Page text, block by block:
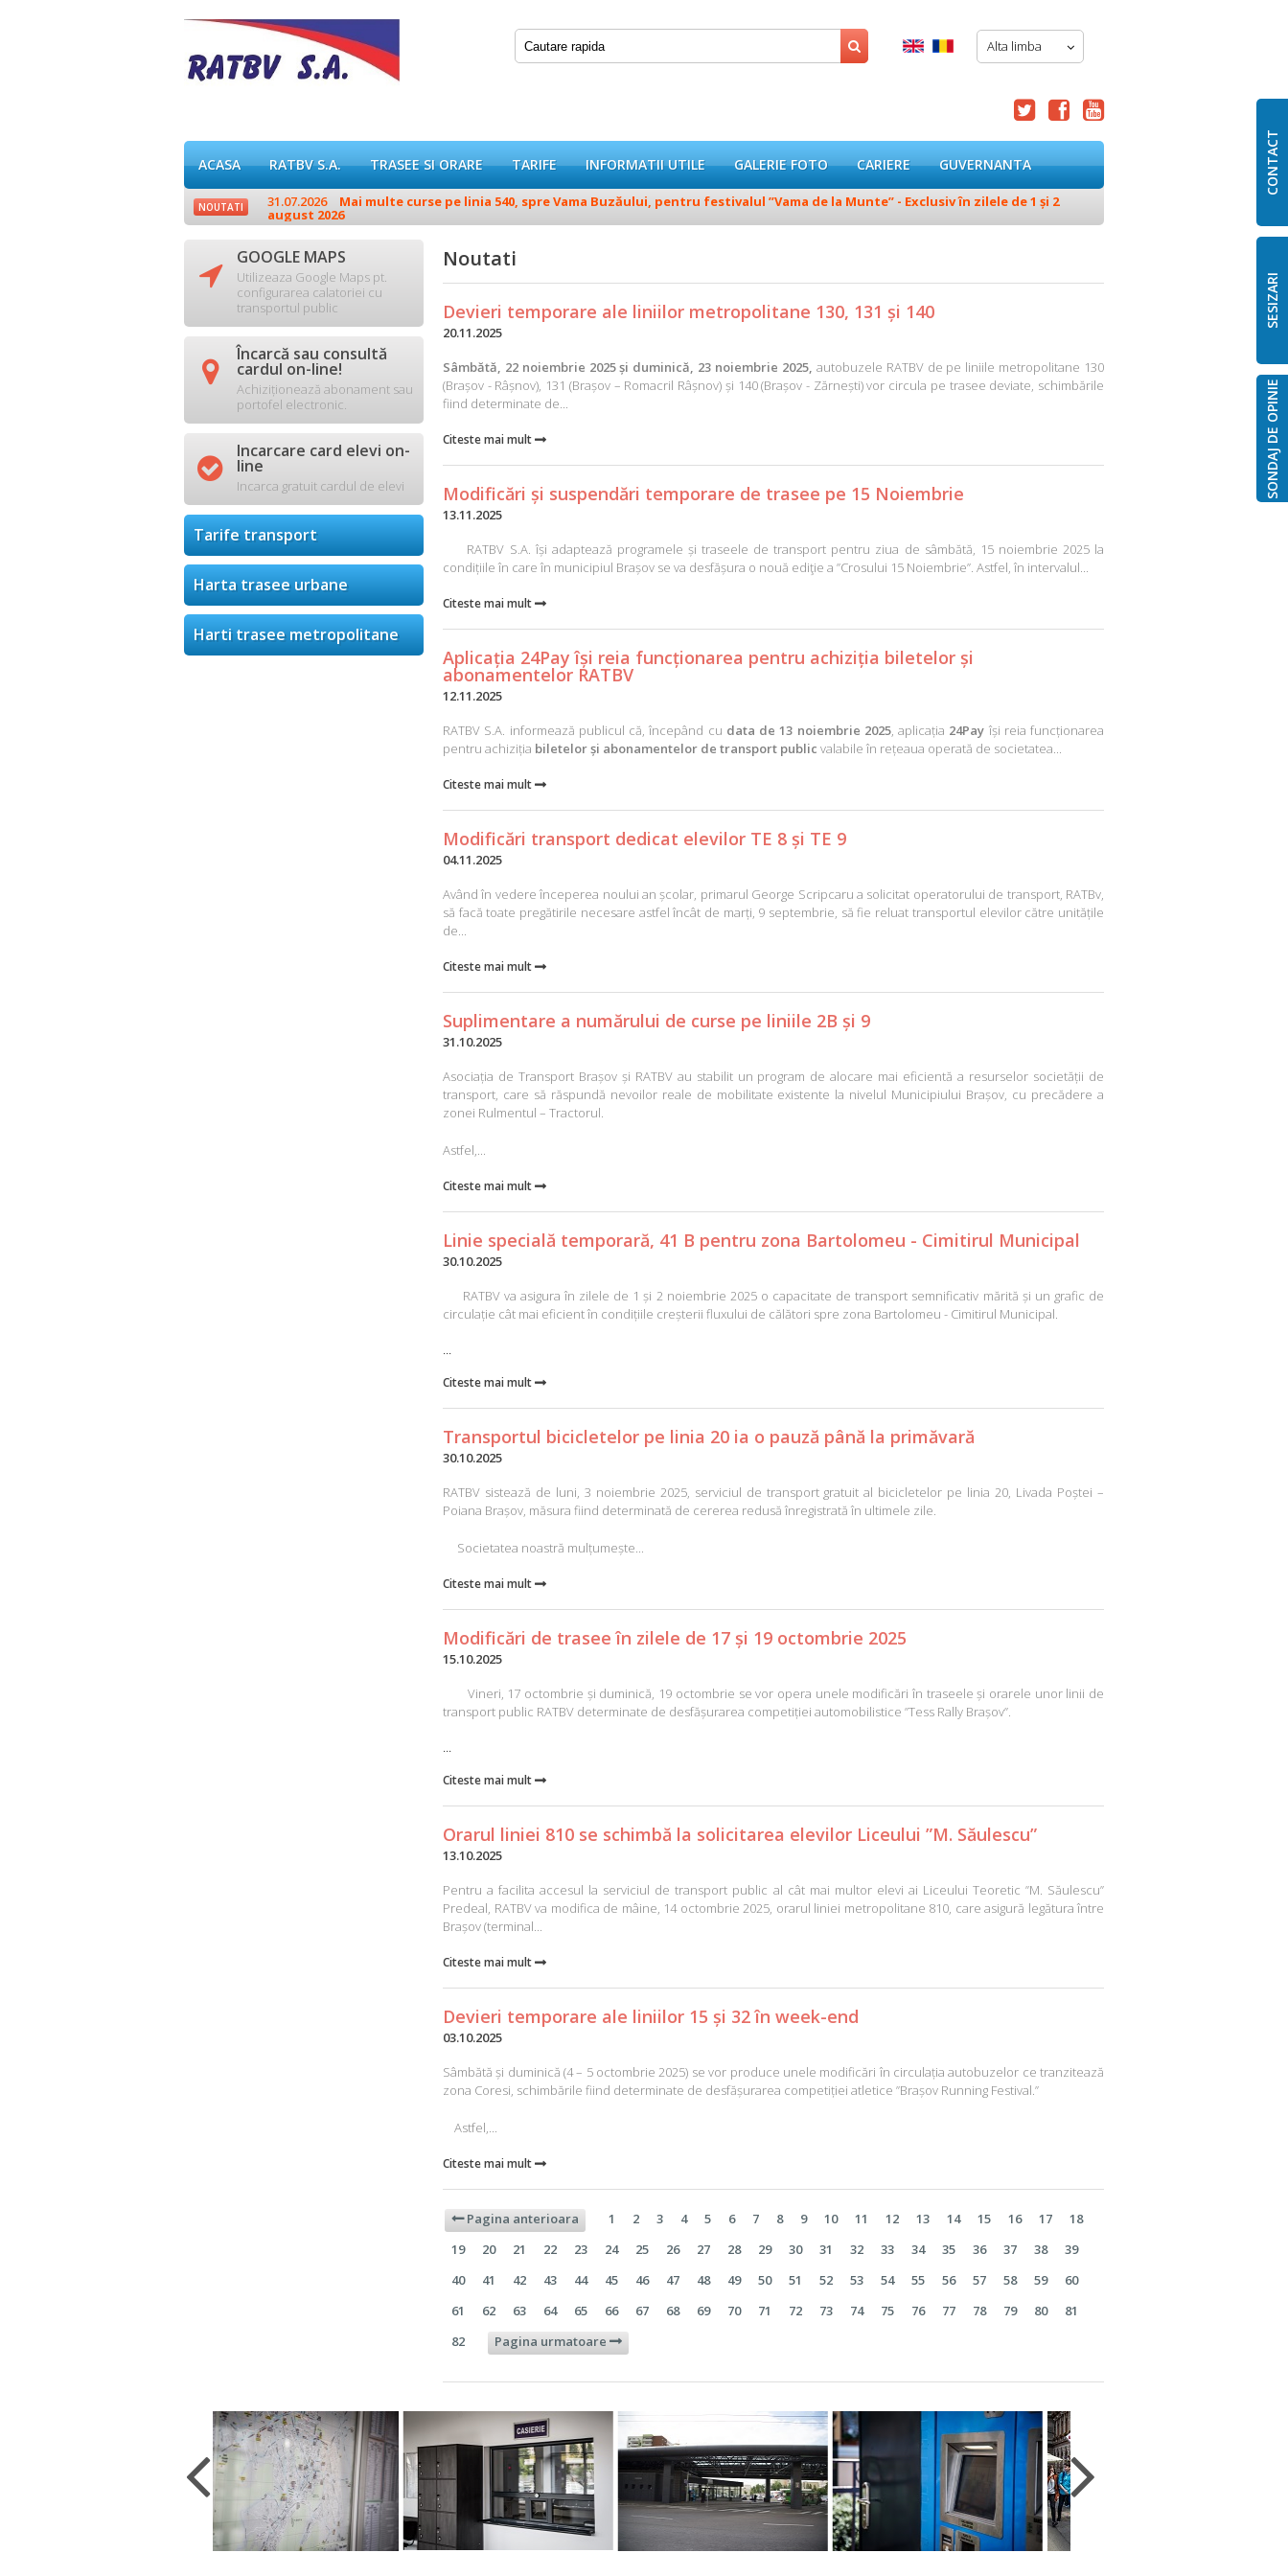
CONTACT
SESIZARI
SONDAJ DE OPINIE
 Alta limba
  
ACASA RATBV S.A. TRASEE SI ORARE TARIFE INFORMATII UTILE GALERIE FOTO CARIERE GUVERNANTA
NOUTATI 31.07.2026 Mai multe curse pe linia 540, spre Vama Buzăului, pentru festivalul ”Vama de la Munte” - Exclusiv în zilele de 1 și 2
august 2026
 GOOGLE MAPS
Utilizeaza Google Maps pt.
configurarea calatoriei cu
transportul public
 Încarcă sau consultă
cardul on-line!
Achiziționează abonament sau
portofel electronic.
 Incarcare card elevi on-
line
Incarca gratuit cardul de elevi
Tarife transport
Harta trasee urbane
Harti trasee metropolitane
Noutati
Devieri temporare ale liniilor metropolitane 130, 131 și 140
20.11.2025
Sâmbătă, 22 noiembrie 2025 și duminică, 23 noiembrie 2025, autobuzele RATBV de pe liniile metropolitane 130
(Brașov - Râșnov), 131 (Brașov – Romacril Râșnov) și 140 (Brașov - Zărnești) vor circula pe trasee deviate, schimbările
fiind determinate de...
Citeste mai mult 
Modificări și suspendări temporare de trasee pe 15 Noiembrie
13.11.2025
RATBV S.A. își adaptează programele și traseele de transport pentru ziua de sâmbătă, 15 noiembrie 2025 la
condițiile în care în municipiul Brașov se va desfășura o nouă ediţie a ”Crosului 15 Noiembrie”. Astfel, în intervalul...
Citeste mai mult 
Aplicația 24Pay își reia funcționarea pentru achiziția biletelor și
abonamentelor RATBV
12.11.2025
RATBV S.A. informează publicul că, începând cu data de 13 noiembrie 2025, aplicația 24Pay își reia funcționarea
pentru achiziția biletelor și abonamentelor de transport public valabile în rețeaua operată de societatea...
Citeste mai mult 
Modificări transport dedicat elevilor TE 8 și TE 9
04.11.2025
Având în vedere începerea noului an școlar, primarul George Scripcaru a solicitat operatorului de transport, RATBv,
să facă toate pregătirile necesare astfel încât de marți, 9 septembrie, să fie reluat transportul elevilor către unitățile
de...
Citeste mai mult 
Suplimentare a numărului de curse pe liniile 2B și 9
31.10.2025
Asociația de Transport Brașov și RATBV au stabilit un program de alocare mai eficientă a resurselor societății de
transport, care să răspundă nevoilor reale de mobilitate existente la nivelul Municipiului Brașov, cu precădere a
zonei Rulmentul – Tractorul.
Astfel,...
Citeste mai mult 
Linie specială temporară, 41 B pentru zona Bartolomeu - Cimitirul Municipal
30.10.2025
RATBV va asigura în zilele de 1 și 2 noiembrie 2025 o capacitate de transport semnificativ mărită și un grafic de
circulație cât mai eficient în condițiile creșterii fluxului de călători spre zona Bartolomeu - Cimitirul Municipal.
...
Citeste mai mult 
Transportul bicicletelor pe linia 20 ia o pauză până la primăvară
30.10.2025
RATBV sistează de luni, 3 noiembrie 2025, serviciul de transport gratuit al bicicletelor pe linia 20, Livada Poștei –
Poiana Brașov, măsura fiind determinată de cererea redusă înregistrată în ultimele zile.
Societatea noastră mulțumește...
Citeste mai mult 
Modificări de trasee în zilele de 17 și 19 octombrie 2025
15.10.2025
Vineri, 17 octombrie și duminică, 19 octombrie se vor opera unele modificări în traseele și orarele unor linii de
transport public RATBV determinate de desfășurarea competiției automobilistice ”Tess Rally Brașov”.
...
Citeste mai mult 
Orarul liniei 810 se schimbă la solicitarea elevilor Liceului ”M. Săulescu”
13.10.2025
Pentru a facilita accesul la serviciul de transport public al cât mai multor elevi ai Liceului Teoretic ”M. Săulescu”
Predeal, RATBV va modifica de mâine, 14 octombrie 2025, orarul liniei metropolitane 810, care asigură legătura între
Brașov (terminal...
Citeste mai mult 
Devieri temporare ale liniilor 15 și 32 în week-end
03.10.2025
Sâmbătă și duminică (4 – 5 octombrie 2025) se vor produce unele modificări în circulația autobuzelor ce tranzitează
zona Coresi, schimbările fiind determinate de desfășurarea competiției atletice ”Brașov Running Festival.”
Astfel,...
Citeste mai mult 
Pagina anterioara 1 2 3 4 5 6 7 8 9 10 11 12 13 14 15 16 17
18
19
20 21 22 23 24 25 26 27 28 29 30 31 32 33 34 35 36 37 38
39
40
41 42 43 44 45 46 47 48 49 50 51 52 53 54 55 56 57 58 59
60
61
62 63 64 65 66 67 68 69 70 71 72 73 74 75 76 77 78 79 80
81
82
Pagina urmatoare 